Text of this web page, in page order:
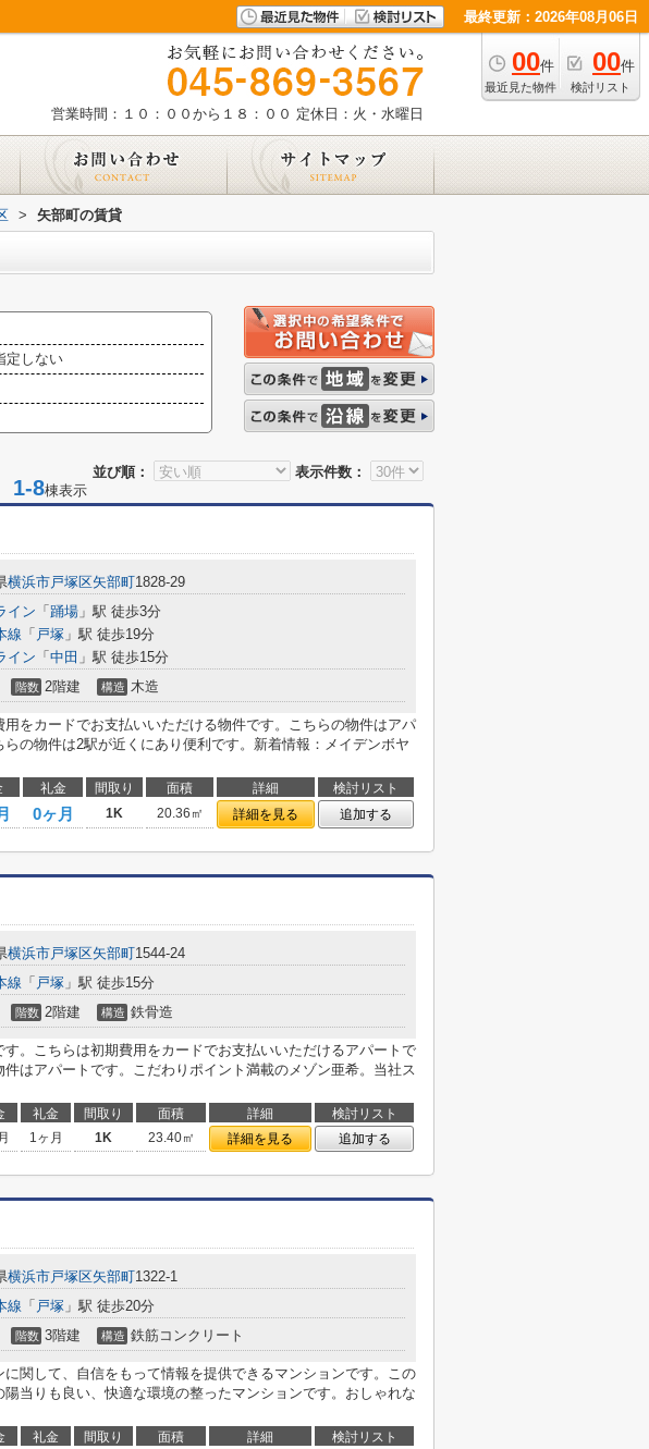
最終更新：2026年08月06日
00件
最近見た物件
00件
検討リスト
営業時間：１０：００から１８：００ 定休日：火・水曜日
> 矢部町の賃貸
定しない
並び順：
表示件数：
1-8棟表示
横浜市戸塚区矢部町1828-29
イン 「 踊場 」駅 徒歩3分
線 「 戸塚 」駅 徒歩19分
イン 「 中田 」駅 徒歩15分
階数 2階建 構造 木造
用をカードでお支払いいただける物件です。こちらの物件はアパ
らの物件は2駅が近くにあり便利です。新着情報：メイデンボヤ
礼金 間取り 面積 詳細
検討リスト
0ヶ月 1K 20.36㎡ 詳細を見る 追加する
横浜市戸塚区矢部町1544-24
線 「 戸塚 」駅 徒歩15分
階数 2階建 構造 鉄骨造
す。こちらは初期費用をカードでお支払いいただけるアパートで
件はアパートです。こだわりポイント満載のメゾン亜希。当社ス
礼金 間取り 面積 詳細
検討リスト
1ヶ月 1K 23.40㎡ 詳細を見る 追加する
横浜市戸塚区矢部町1322-1
線 「 戸塚 」駅 徒歩20分
階数 3階建 構造 鉄筋コンクリート
に関して、自信をもって情報を提供できるマンションです。この
陽当りも良い、快適な環境の整ったマンションです。おしゃれな
礼金 間取り 面積 詳細
検討リスト